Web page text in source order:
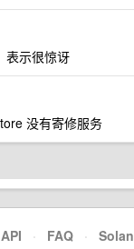
表示很惊讶
没有寄修服务
API · FAQ ·